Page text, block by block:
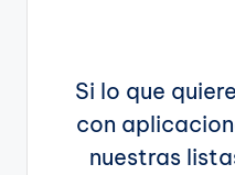
Si lo que
con
nuestras